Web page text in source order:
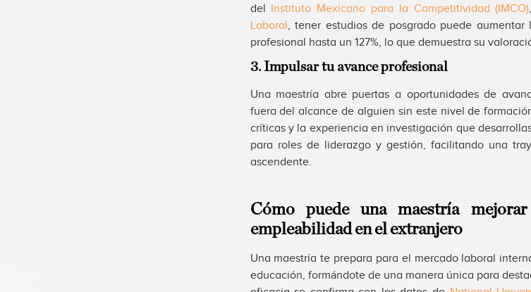
del Instituto Mexicano para la Competitividad (IMCO)
Laboral, tener estudios de posgrado puede
profesional hasta un 127%, lo que demuestra su
3. Impulsar tu avance profesional
Una maestría abre puertas a oportunidades de
fuera del alcance de alguien sin este nivel de
críticas y la experiencia en investigación que
para roles de liderazgo y gestión, facilitando una
ascendente.
Cómo puede una maestría
empleabilidad en el extranjero
Una maestría te prepara para el mercado laboral
educación, formándote de una manera única para